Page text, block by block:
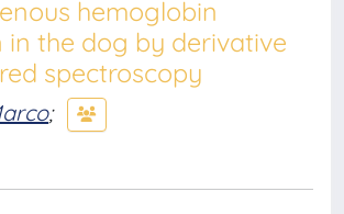
hemoglobin
in the dog by derivative
spectroscopy
;